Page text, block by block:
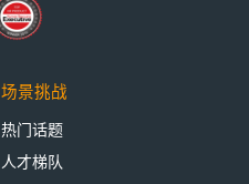
场景挑战
热门话题
人才梯队